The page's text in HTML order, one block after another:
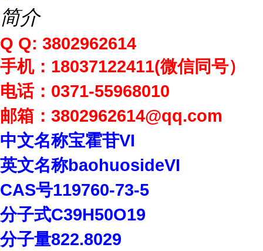
简介
Q Q: 3802962614
手机： 18037122411(微信同号）
电话： 0371-55968010
邮箱： 3802962614@qq.com
中文名称宝霍苷VI
英文名称baohuosideVI
CAS号119760-73-5
分子式C39H50O19
分子量822.8029